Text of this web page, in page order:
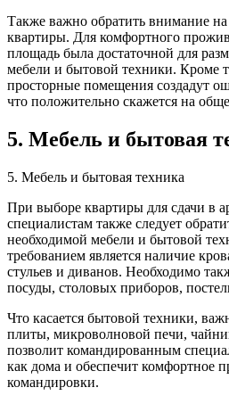
Также важно обратить внимание
квартиры. Для комфортного
площадь была достаточной для
мебели и бытовой техники. Кроме
просторные помещения создадут
что положительно скажется на
5. Мебель и бытовая
5. Мебель и бытовая техника
При выборе квартиры для сдачи в
специалистам также следует
необходимой мебели и бытовой
требованием является наличие
стульев и диванов. Необходимо
посуды, столовых приборов,
Что касается бытовой техники,
плиты, микроволновой печи,
позволит командированным
как дома и обеспечит комфортное
командировки.